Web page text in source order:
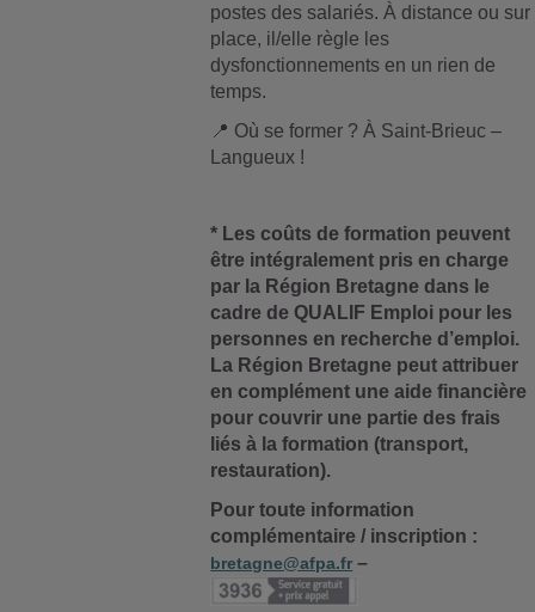
postes des salariés. À distance ou sur
place, il/elle règle les
dysfonctionnements en un rien de
temps.
📍 Où se former ? À Saint-Brieuc –
Langueux !
* Les coûts de formation peuvent
être intégralement pris en charge
par la Région Bretagne dans le
cadre de QUALIF Emploi pour les
personnes en recherche d’emploi.
La Région Bretagne peut attribuer
en complément une aide financière
pour couvrir une partie des frais
liés à la formation (transport,
restauration).
Pour toute information
complémentaire / inscription :
bretagne@afpa.fr –